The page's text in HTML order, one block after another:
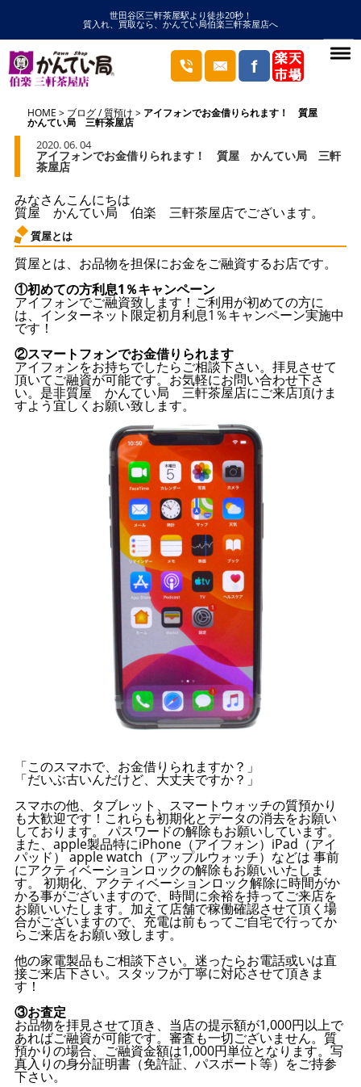
世田谷区三軒茶屋駅より徒歩20秒！
質入れ、買取なら、かんてい局伯楽三軒茶屋店へ
HOME ブログ/質預け アイフォンでお金借りられます！ 質屋
かんてい局 三軒茶屋店
2020. 06. 04
アイフォンでお金借りられます！ 質屋 かんてい局 三軒
茶屋店
みなさんこんにちは
質屋 かんてい局 伯楽 三軒茶屋店でございます。
質屋とは
質屋とは、お品物を担保にお金をご融資するお店です。
①初めての方利息1％キャンペーン
アイフォンでご融資致します！ご利用が初めての方に
は、インターネット限定初月利息1％キャンペーン実施中
です！
②スマートフォンでお金借りられます
アイフォンをお持ちでしたらご相談下さい。拝見させて
頂いてご融資が可能です。お気軽にお問い合わせ下さ
い。是非質屋 かんてい局 三軒茶屋店にご来店頂けま
すよう宜しくお願い致します。
「このスマホで、お金借りられますか？」
「だいぶ古いんだけど、大丈夫ですか？」
スマホの他、タブレット、スマートウォッチの質預かり
も大歓迎です！これらも初期化とデータの消去をお願い
しております。 パスワードの解除もお願いしています。
また、apple製品特にiPhone（アイフォン）iPad（アイ
パッド） apple watch（アップルウォッチ）などは 事前
にアクティベーションロックの解除もお願いいたしま
す。 初期化、アクティベーションロック解除に時間がか
かる事がございますので、時間に余裕を持ってご来店を
お願いいたします。加えて店舗で稼働確認させて頂く場
合がございますので、充電は前もってご自宅で行ってか
らご来店をお願い致します。
他の家電製品もご相談下さい。迷ったらお電話或いは直
接ご来店下さい。スタッフが丁寧に対応させて頂きま
す！
③お査定
お品物を拝見させて頂き、当店の提示額が1,000円以上で
あればご融資が可能です。審査も一切ございません。質
預かりの場合、ご融資金額は1,000円単位となります。写
真入りの身分証明書（免許証、パスポート等）をご持参
下さい。